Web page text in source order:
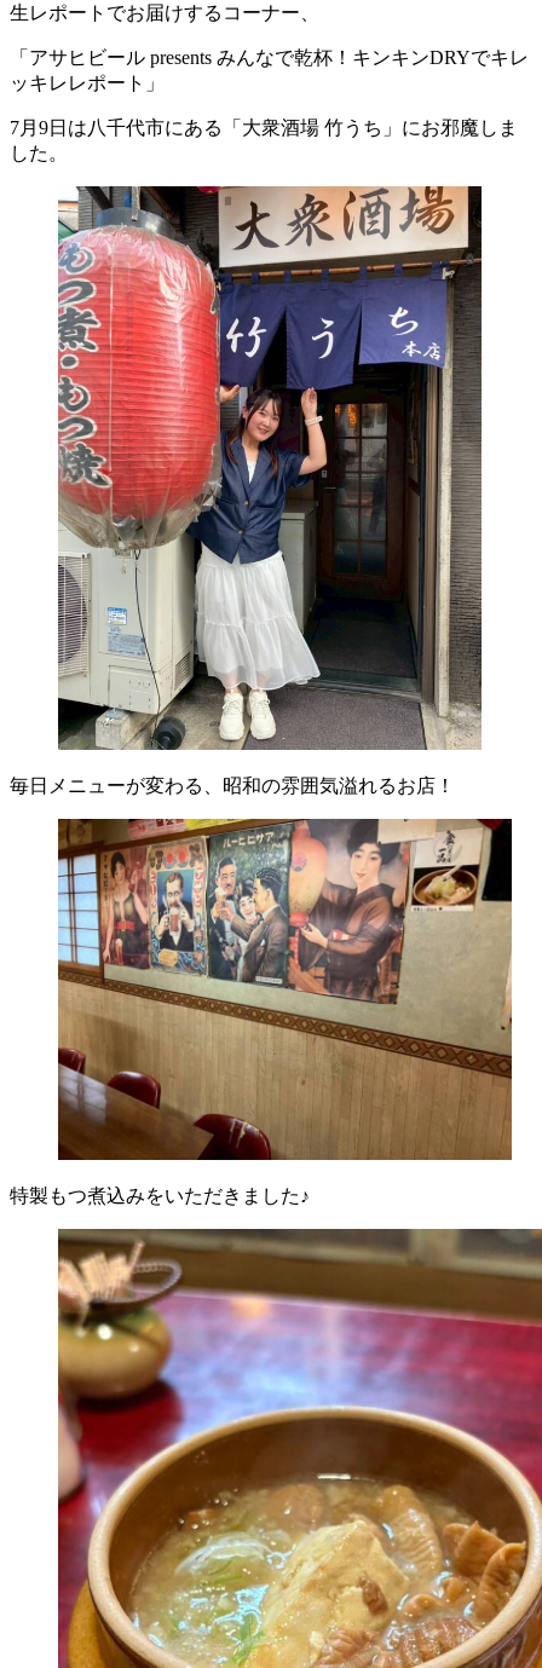
生レポートでお届けするコーナー、
「アサヒビール presents みんなで乾杯！キンキンDRYでキレ
ッキレレポート」
7月9日は八千代市にある「大衆酒場 竹うち」にお邪魔しま
した。
毎日メニューが変わる、昭和の雰囲気溢れるお店！
特製もつ煮込みをいただきました♪